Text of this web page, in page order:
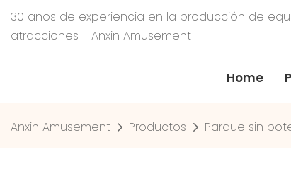
30 años de experiencia en la producción de
atracciones - Anxin Amusement
Home
Anxin Amusement Productos Parque sin